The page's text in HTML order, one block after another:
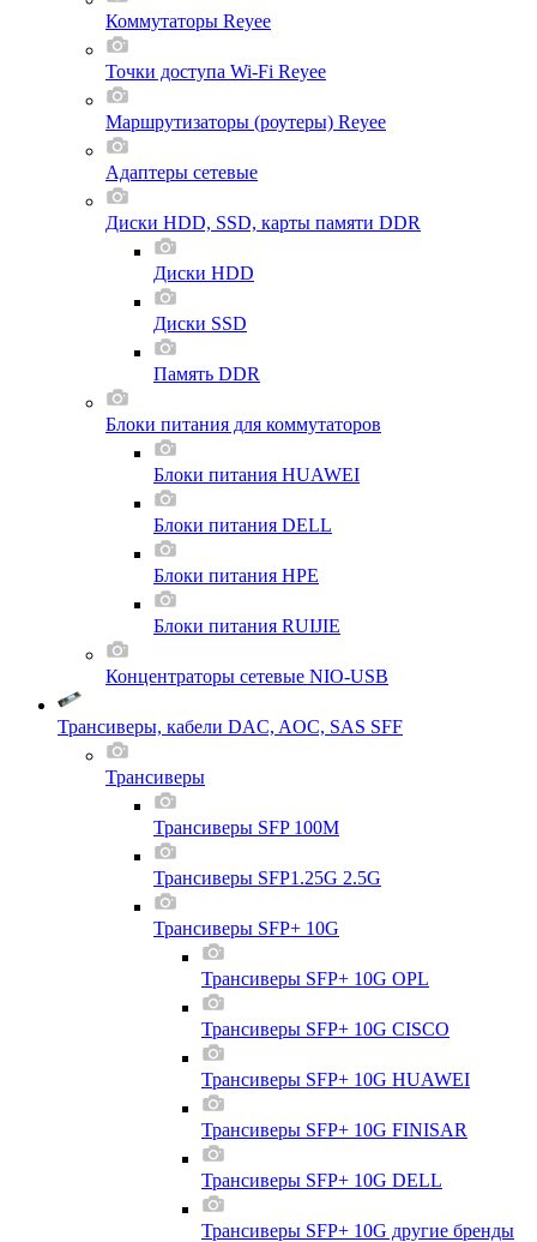
Коммутаторы Reyee
Точки доступа Wi-Fi Reyee
Маршрутизаторы (роутеры) Reyee
Адаптеры сетевые
Диски HDD, SSD, карты памяти DDR
Диски HDD
Диски SSD
Память DDR
Блоки питания для коммутаторов
Блоки питания HUAWEI
Блоки питания DELL
Блоки питания HPE
Блоки питания RUIJIE
Концентраторы сетевые NIO-USB
Трансиверы, кабели DAC, AOC, SAS SFF
Трансиверы
Трансиверы SFP 100M
Трансиверы SFP1.25G 2.5G
Трансиверы SFP+ 10G
Трансиверы SFP+ 10G OPL
Трансиверы SFP+ 10G CISCO
Трансиверы SFP+ 10G HUAWEI
Трансиверы SFP+ 10G FINISAR
Трансиверы SFP+ 10G DELL
Трансиверы SFP+ 10G другие бренды